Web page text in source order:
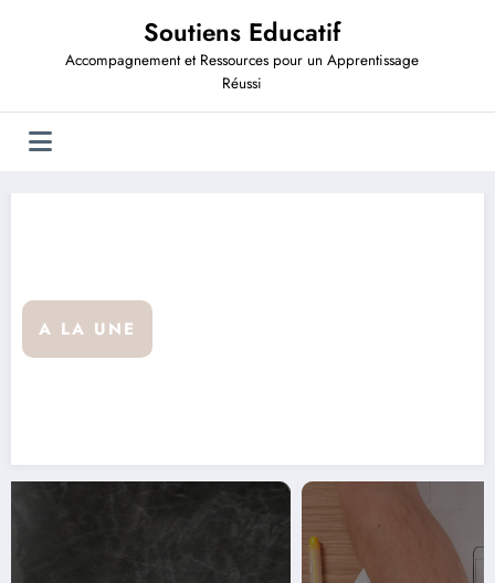
Soutiens Educatif
Accompagnement et Ressources pour un Apprentissage
Réussi
A LA UNE